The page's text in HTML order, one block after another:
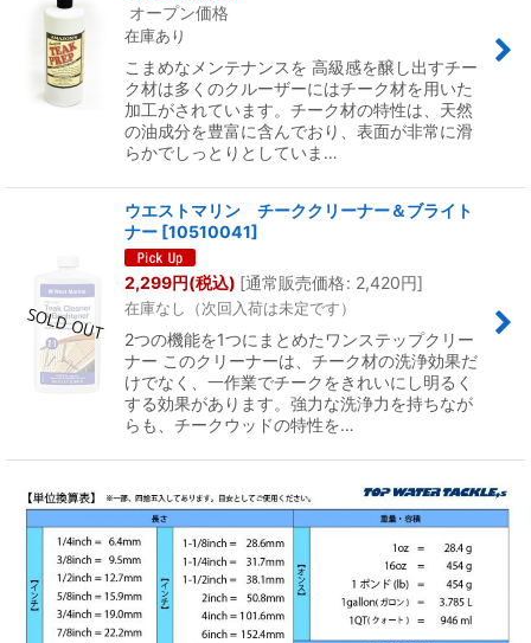
オープン価格
在庫あり
こまめなメンテナンスを 高級感を醸し出すチー
ク材は多くのクルーザーにはチーク材を用いた
加工がされています。チーク材の特性は、天然
の油成分を豊富に含んでおり、表面が非常に滑
らかでしっとりとしていま…
ウエストマリン チーククリーナー＆ブライト
ナー [10510041]
2,299円(税込) [通常販売価格: 2,420円]
在庫なし（次回入荷は未定です）
2つの機能を1つにまとめたワンステップクリー
ナー このクリーナーは、チーク材の洗浄効果だ
けでなく、一作業でチークをきれいにし明るく
する効果があります。強力な洗浄力を持ちなが
らも、チークウッドの特性を…